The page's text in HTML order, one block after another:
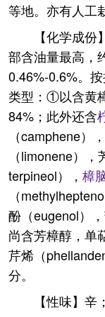
等地。亦有人工
【化学成
部含油量最高，
0.46%-0.6%。
类型：①以含黄
84%；此外还含
（camphene
（limonene）
terpineol）， 樟
（
酚（eugenol）
尚含芳樟醇，单
芹烯（
分。
【性味】辛